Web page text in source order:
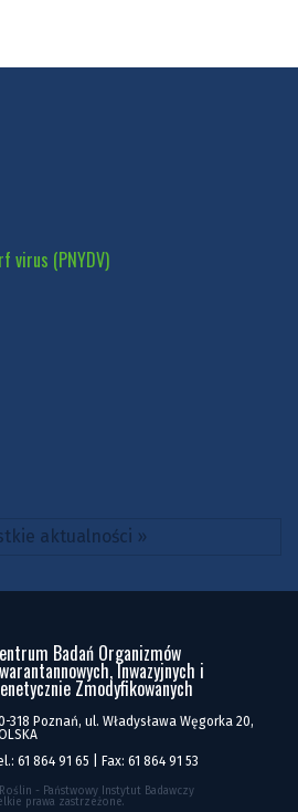
virus (PNYDV)
aktualności »
Badań Organizmów
Inwazyjnych i
Zmodyfikowanych
318 Poznań, ul. Władysława Węgorka 20,
61 864 91 65 | Fax: 61 864 91 53
- Państwowy Instytut Badawczy
prawa zastrzeżone.